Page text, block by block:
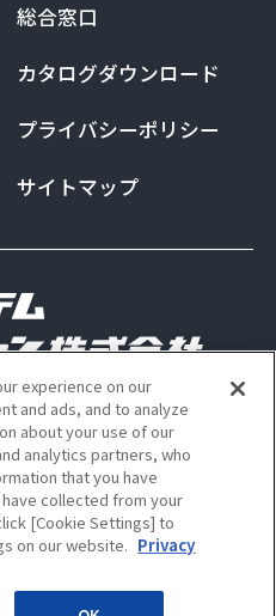
総合窓口
カタログダウンロード
プライバシーポリシー
サイトマップ
Co., Ltd. All
公式 Instagram アカウン
ALSI 公式 X アカウント
experience on our
and ads, and to analyze
about your use of our
analytics partners, who
that you have
collected from your
[Cookie Settings] to
on our website. Privacy